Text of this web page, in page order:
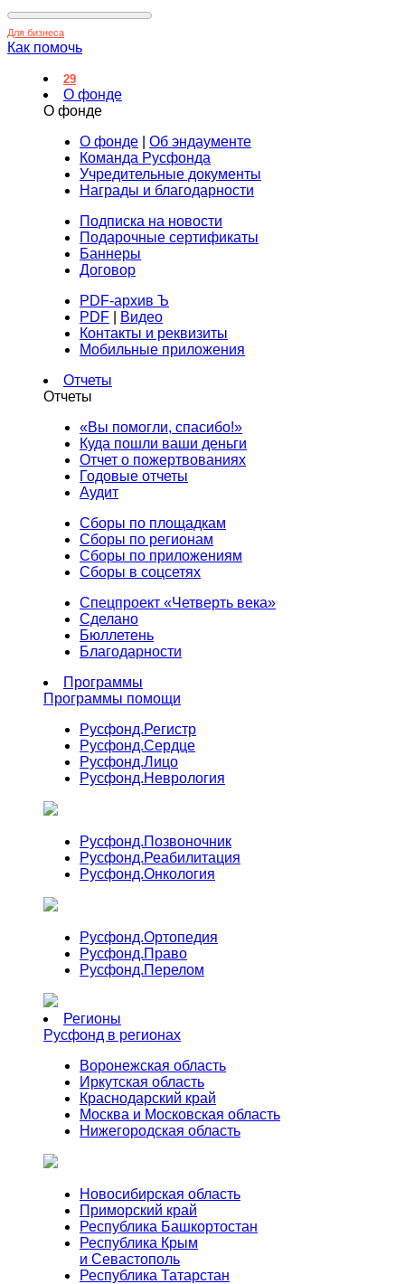
Для бизнеса
Как помочь
29
О фонде
О фонде
О фонде
Об эндаументе
Команда Русфонда
Учредительные документы
Награды и благодарности
Подписка на новости
Подарочные сертификаты
Баннеры
Договор
PDF-архив Ъ
PDF
Видео
Контакты и реквизиты
Мобильные приложения
Отчеты
Отчеты
«Вы помогли, спасибо!»
Куда пошли ваши деньги
Отчет о пожертвованиях
Годовые отчеты
Аудит
Сборы по площадкам
Сборы по регионам
Сборы по приложениям
Сборы в соцсетях
Спецпроект «Четверть века»
Сделано
Бюллетень
Благодарности
Программы
Программы помощи
Русфонд.Регистр
Русфонд.Сердце
Русфонд.Лицо
Русфонд.Неврология
Русфонд.Позвоночник
Русфонд.Реабилитация
Русфонд.Онкология
Русфонд.Ортопедия
Русфонд.Право
Русфонд.Перелом
Регионы
Русфонд в регионах
Воронежская область
Иркутская область
Краснодарский край
Москва и Московская область
Нижегородская область
Новосибирская область
Приморский край
Республика Башкортостан
Республика Крым
и Севастополь
Республика Татарстан